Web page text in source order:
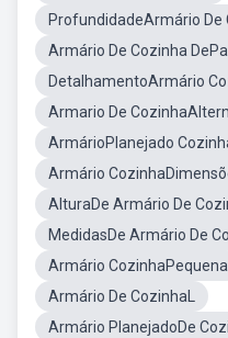
ProfundidadeArmário De
Armário De Cozinha
DetalhamentoArmário
Armario De
ArmárioPlanejado
Armário
AlturaDe Armário De
MedidasDe Armário De
Armário CozinhaPequena
Armário De CozinhaL
Armário PlanejadoDe